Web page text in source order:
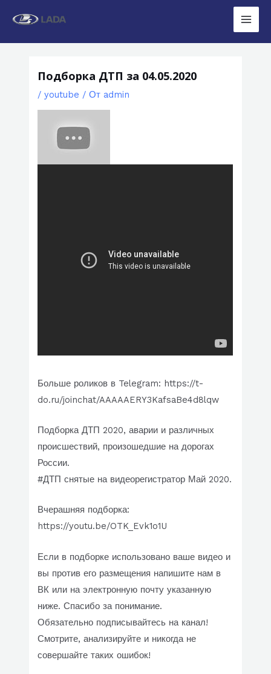
Main
Подборка ДТП за 04.05.2020
/youtube / От admin
Больше роликов в Telegram: https://t-
do.ru/joinchat/AAAAAERY3KafsaBe4d8lqw
Подборка ДТП 2020, аварии и различных
происшествий, произошедшие на дорогах
России.
#ДТП снятые на видеорегистратор Май 2020.
Вчерашняя подборка:
https://youtu.be/OTK_Evk1o1U
Если в подборке использовано ваше видео и
вы против его размещения напишите нам в
ВК или на электронную почту указанную
ниже. Спасибо за понимание.
Обязательно подписывайтесь на канал!
Смотрите, анализируйте и никогда не
совершайте таких ошибок!